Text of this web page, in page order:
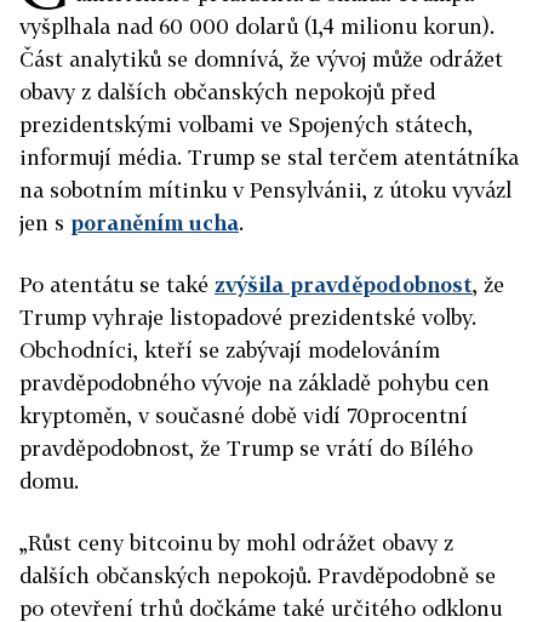
vyšplhala nad 60 000 dolarů (1,4 milionu korun).
Část analytiků se domnívá, že vývoj může odrážet
obavy z dalších občanských nepokojů před
prezidentskými volbami ve Spojených státech,
informují média. Trump se stal terčem atentátníka
na sobotním mítinku v Pensylvánii, z útoku vyvázl
jen s poraněním ucha.
Po atentátu se také zvýšila pravděpodobnost, že
Trump vyhraje listopadové prezidentské volby.
Obchodníci, kteří se zabývají modelováním
pravděpodobného vývoje na základě pohybu cen
kryptoměn, v současné době vidí 70procentní
pravděpodobnost, že Trump se vrátí do Bílého
domu.
„Růst ceny bitcoinu by mohl odrážet obavy z
dalších občanských nepokojů. Pravděpodobně se
po otevření trhů dočkáme také určitého odklonu